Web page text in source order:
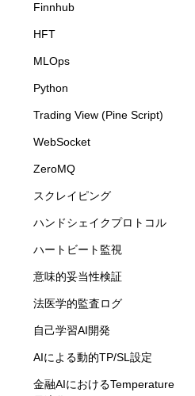
Finnhub
HFT
MLOps
Python
Trading View (Pine Script)
WebSocket
ZeroMQ
スクレイピング
ハンドシェイクプロトコル
ハートビート監視
意味的妥当性検証
法医学的監査ログ
自己学習AI開発
AIによる動的TP/SL設定
金融AIにおけるTemperature